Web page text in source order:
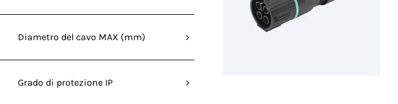
Diametro del cavo MAX (mm)
Grado di protezione IP